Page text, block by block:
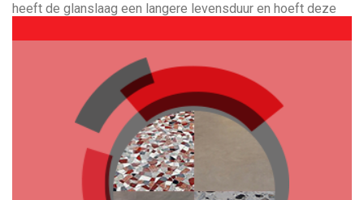
heeft de glanslaag een langere levensduur en hoeft deze